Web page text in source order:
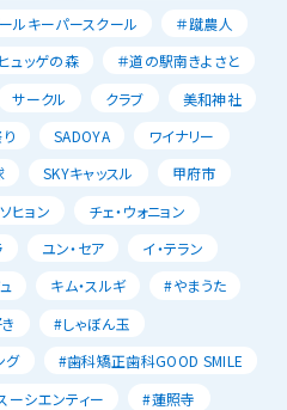
ルキーパースクール
＃蹴農人
ュッゲの森
＃道の駅南きよさと
サークル クラブ
美和神社
SADOYA
ワイナリー
SKYキャッスル
甲府市
ヒョン
チェ・ウォニョン
ユン・セア
イ・テラン
キム・スルギ
#やまうた
#しゃぼん玉
グ
#歯科矯正歯科GOOD SMILE
ーシエンティー
#蓮照寺